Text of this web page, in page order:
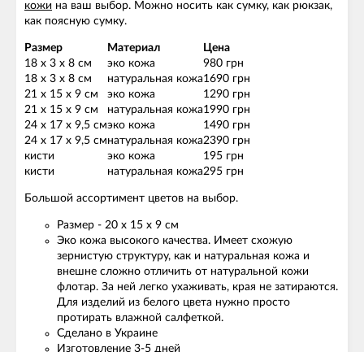
кожи на ваш выбор. Можно носить как сумку, как рюкзак,
как поясную сумку.
Размер Материал
Цена
18 х 3 х 8 см
эко кожа
980 грн
18 х 3 х 8 см
натуральная кожа1690 грн
21 х 15 х 9 см
эко кожа
1290 грн
21 х 15 х 9 см
натуральная кожа1990 грн
24 х 17 х 9,5 смэко кожа
1490 грн
24 х 17 х 9,5 смнатуральная кожа2390 грн
кисти
эко кожа
195 грн
кисти
натуральная кожа295 грн
Большой ассортимент цветов на выбор.
Размер - 20 х 15 х 9 см
Эко кожа высокого качества. Имеет схожую
зернистую структуру, как и натуральная кожа и
внешне сложно отличить от натуральной кожи
флотар. За ней легко ухаживать, края не затираются.
Для изделий из белого цвета нужно просто
протирать влажной салфеткой.
Сделано в Украине
Изготовление 3-5 дней